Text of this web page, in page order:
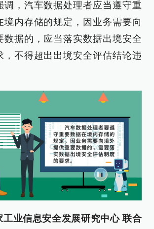
调，汽车数据处理者应当遵守重
境内存储的规定，因业务需要向
数据的，应当落实数据出境安全
，不得超出出境安全评估结论违
工业信息安全发展研究中心 联合